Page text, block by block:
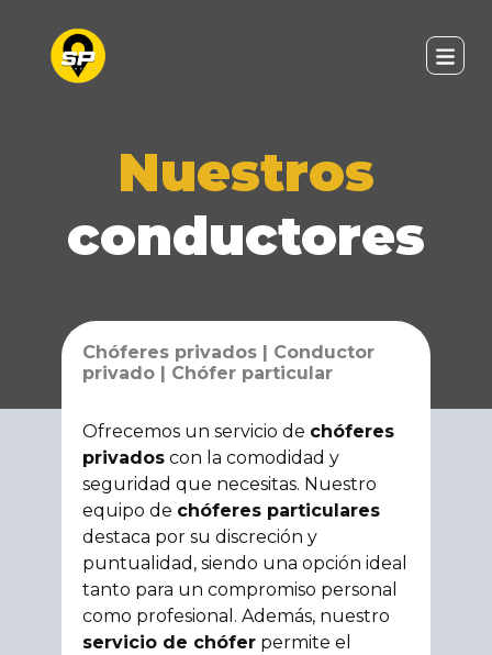
Nuestros
conductores
Chóferes privados | Conductor
privado | Chófer particular
Ofrecemos un servicio de chóferes
privados con la comodidad y
seguridad que necesitas. Nuestro
equipo de chóferes particulares
destaca por su discreción y
puntualidad, siendo una opción ideal
tanto para un compromiso personal
como profesional. Además, nuestro
servicio de chófer permite el